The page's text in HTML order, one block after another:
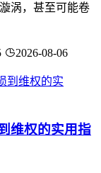
涡，甚至可能卷
2026-08-06
维权的实用指